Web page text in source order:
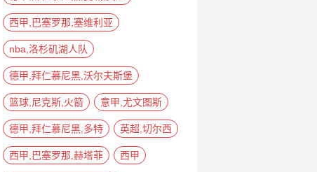
西甲,巴塞罗那,塞维利亚
nba,洛杉矶湖人队
德甲,拜仁慕尼黑,沃尔夫斯堡
篮球,尼克斯,火箭 意甲,尤文图斯
德甲,拜仁慕尼黑,多特 英超,切尔西
西甲,巴塞罗那,赫塔菲 西甲